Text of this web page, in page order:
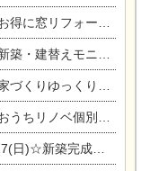
フォーム個別相談会
ニター募集個別相談会
りじっくり個別相談会
リノベ個別相談会
見学会 in一宮市あずら